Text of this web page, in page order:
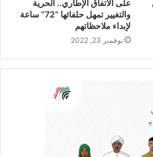
على الاتفاق الإطاري.. الحرية
والتغيير تمهل حلفائها “72” ساعة
لإبداء ملاحظاتهم
نوفمبر 23, 2022